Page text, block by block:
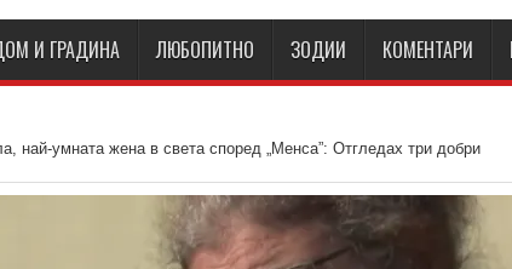
И ГРАДИНА ЛЮБОПИТНО ЗОДИИ КОМЕНТАРИ
най-умната жена в света според „Менса”: Отгледах три добри